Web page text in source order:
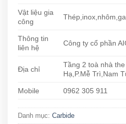
Vật liệu gia
công
Thông tin
liên hệ
Công ty cổ phần
Địa chỉ
Tầng 2 toà nhà
Hạ,P.Mễ Trì,Nam
Mobile 0962 305 911
Danh mục: Carbide